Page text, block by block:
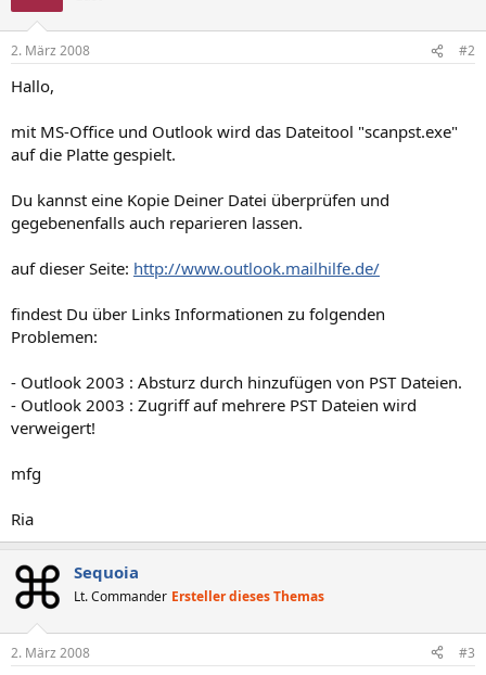
2. März 2008 #2
Hallo,
mit MS-Office und Outlook wird das Dateitool "scanpst.exe"
auf die Platte gespielt.
Du kannst eine Kopie Deiner Datei überprüfen und
gegebenenfalls auch reparieren lassen.
auf dieser Seite: http://www.outlook.mailhilfe.de/
findest Du über Links Informationen zu folgenden
Problemen:
- Outlook 2003 : Absturz durch hinzufügen von PST Dateien.
- Outlook 2003 : Zugriff auf mehrere PST Dateien wird
verweigert!
mfg
Ria
Sequoia
Lt. Commander Ersteller dieses Themas
2. März 2008 #3